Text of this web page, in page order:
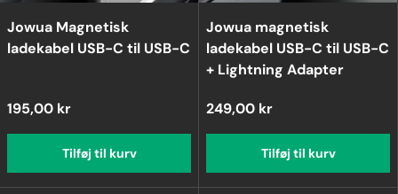
Jowua Magnetisk
ladekabel USB-C til USB-C
195,00 kr
Tilføj til kurv
Jowua magnetisk
ladekabel USB-C til USB-C
+ Lightning Adapter
249,00 kr
Tilføj til kurv